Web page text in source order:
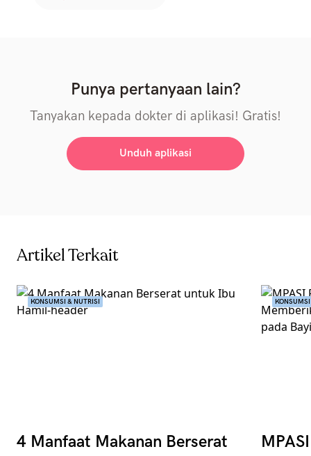
Punya pertanyaan lain?
Tanyakan kepada dokter di aplikasi! Gratis!
Unduh aplikasi
Artikel Terkait
KONSUMSI & NUTRISI
4 Manfaat Makanan Berserat